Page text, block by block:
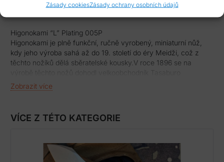
Zásady cookiesZásady ochrany osobních údajů
Higonokami “L” Plating 005P
Higonokami je plně funkční, ručně vyrobený, miniaturní nůž,
kdy jeho výroba sahá až do 19. století do éry Meidži, což z
těchto nožíků dělá sběratelské kousky.V roce 1896 se na
Shigematsu s kovářem Tejim Murakami ve městě Miki City.
Nože měly takový úspěch u lidí, včetně císařského dvora, že v
měl ve svém nejlepším období až 40 členských společností a
více než 200 pracovníků. Higonokami znali a nosili u sebe
se ale začaly objevovat nekvalitní napodobeniny, tak byla v
roce 1910 zaregistrovaná ochranná známka Higonokami. V
Zobrazit více
VÍCE Z TÉTO KATEGORIE